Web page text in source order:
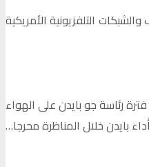
التلفزيونية الأمريكية
رئاسة جو بايدن على الهواء
بايدن خلال المناظرة محرجا…